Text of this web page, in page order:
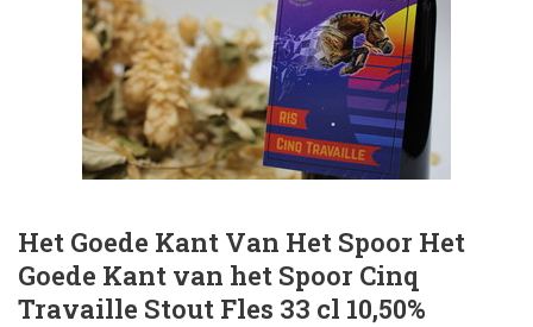
Het Goede Kant Van Het Spoor Het
Goede Kant van het Spoor Cinq
Travaille Stout Fles 33 cl 10,50%